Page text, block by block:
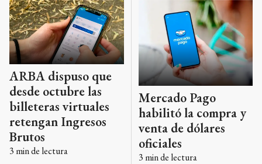
ARBA dispuso que
desde octubre las
billeteras virtuales
retengan Ingresos
Brutos
3 min de lectura
Mercado Pago
habilitó la compra y
venta de dólares
oficiales
3 min de lectura